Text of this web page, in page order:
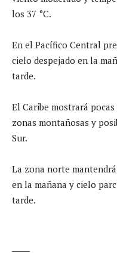
los 37 °C.
En el Pacífico Central
cielo despejado en la
tarde.
El Caribe mostrará
zonas montañosas y
Sur.
La zona norte
en la mañana y cielo
tarde.